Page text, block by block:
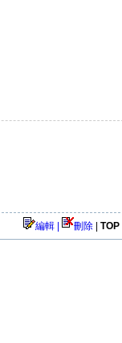
編輯 | 刪除 TOP